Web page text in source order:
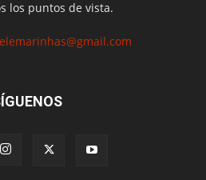
los puntos de vista.